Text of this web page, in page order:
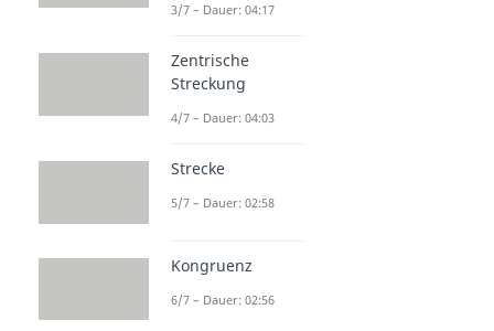
3/7 – Dauer: 04:17
Zentrische
Streckung
4/7 – Dauer: 04:03
Strecke
5/7 – Dauer: 02:58
Kongruenz
6/7 – Dauer: 02:56